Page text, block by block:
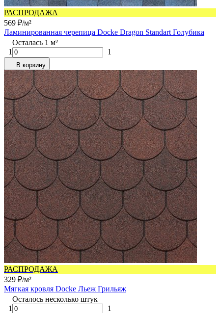
РАСПРОДАЖА
569 ₽/м²
Ламинированная черепица Docke Dragon Standart Голубика
Осталась 1 м²
1
1
В корзину
РАСПРОДАЖА
329 ₽/м²
Мягкая кровля Docke Льеж Грильяж
Осталось несколько штук
1
1